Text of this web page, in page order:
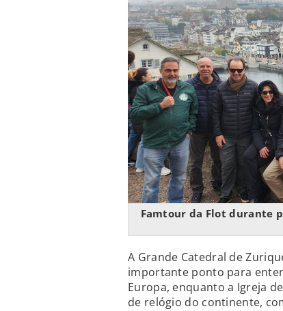
Famtour da Flot durante
A Grande Catedral de
importante ponto para
Europa, enquanto a Igreja
de relógio do continente,